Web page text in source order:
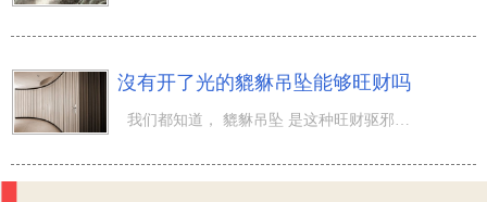
沒有开了光的貔貅吊坠能够旺财吗
我们都知道， 貔貅吊坠 是这种旺财驱邪的灵兽，貔貅吊坠的装饰品配戴在手上是具备大神通的，特别是在是在旺